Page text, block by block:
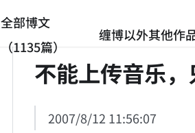
全部博文
（1135篇）
缠博以外其他作
不能上传音乐
2007/8/12 11:56:07